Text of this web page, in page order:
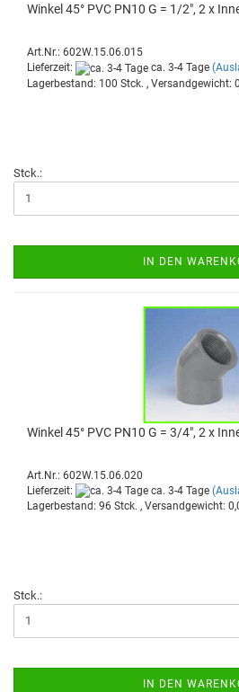
Win­kel 45° PVC PN10 G = 1/2", 2 x
Art.Nr.: 602W.15.06.015
Lieferzeit:
ca. 3-4 Tage
Lagerbestand: 100 Stck. , Versandgewicht:
Stck.:
IN DEN
Win­kel 45° PVC PN10 G = 3/4", 2 x
Art.Nr.: 602W.15.06.020
Lieferzeit:
ca. 3-4 Tage
Lagerbestand: 96 Stck. , Versandgewicht:
Stck.:
IN DEN